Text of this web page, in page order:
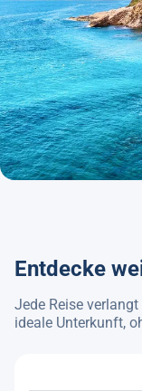
Entdecke
Jede Reise
ideale Unterkunft,